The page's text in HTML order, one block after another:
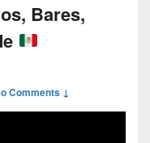
Bares,
Comments ↓